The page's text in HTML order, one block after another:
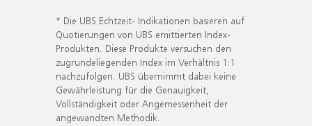
* Die UBS Echtzeit- Indikationen basieren auf
Quotierungen von UBS emittierten Index-
Produkten. Diese Produkte versuchen den
zugrundeliegenden Index im Verhältnis 1:1
nachzufolgen. UBS übernimmt dabei keine
Gewährleistung für die Genauigkeit,
Vollständigkeit oder Angemessenheit der
angewandten Methodik.